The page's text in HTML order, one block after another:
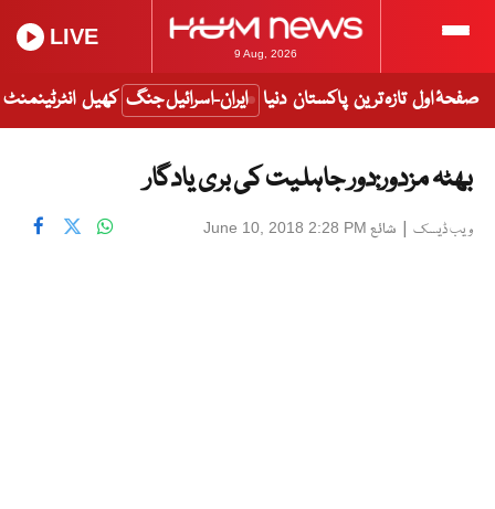
9 Aug, 2026
LIVE
صفحۂ اول تازہ ترین پاکستان دنیا ایران-اسرائیل جنگ کھیل انٹرٹینمنٹ
بھٹہ مزدور:دور جاہلیت کی بری یادگار
ویب ڈیسک | شائع June 10, 2018 2:28 PM